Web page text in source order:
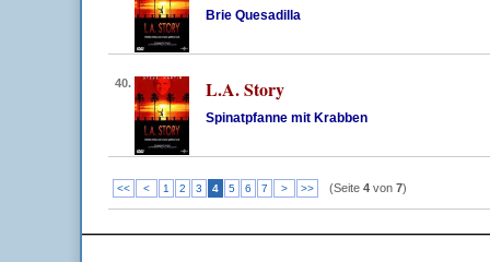
Brie Quesadilla
40. L.A. Story
Spinatpfanne mit Krabben
<< < 1 2 3 4 5 6 7 > >> (Seite 4 von 7)